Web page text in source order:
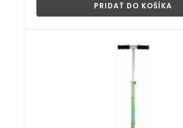
PRIDAŤ DO KOŠÍKA